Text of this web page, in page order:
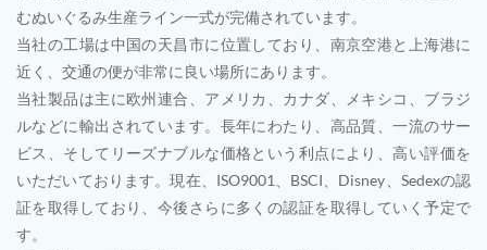
むぬいぐるみ生産ライン一式が完備されています。
当社の工場は中国の天昌市に位置しており、南京空港と上海港に
近く、交通の便が非常に良い場所にあります。
当社製品は主に欧州連合、アメリカ、カナダ、メキシコ、ブラジ
ルなどに輸出されています。長年にわたり、高品質、一流のサー
ビス、そしてリーズナブルな価格という利点により、高い評価を
いただいております。現在、ISO9001、BSCI、Disney、Sedexの認
証を取得しており、今後さらに多くの認証を取得していく予定で
す。